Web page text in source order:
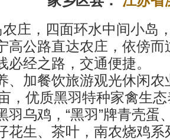
庄，四面环水中间小岛
高公路直达农庄，依傍
必经之路，交通便捷。
、加餐饮旅游观光休闲
，优质黑羽特种家禽生
羽乌鸡，“黑羽”牌青壳蛋
花生、茶叶，南农烧鸡